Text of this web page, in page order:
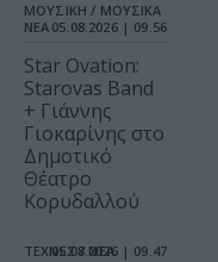
ΜΟΥΣΙΚΗ / ΜΟΥΣΙΚΑ
ΝΕΑ 05.08.2026 | 09.56
Star Ovation:
Starovas Band
+ Γιάννης
Γιοκαρίνης στο
Δημοτικό
Θέατρο
Κορυδαλλού
ΤΕΧΝΕΣ / ΝΕΑ
05.08.2026 | 09.47